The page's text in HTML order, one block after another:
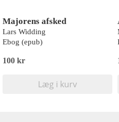
Majorens afsked
Lars Widding
Ebog (epub)
100 kr
Læg i kurv